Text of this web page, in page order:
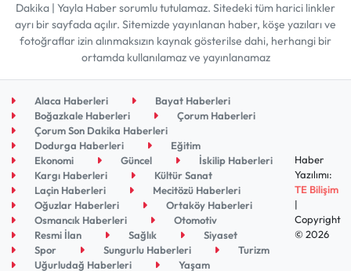
Dakika | Yayla Haber sorumlu tutulamaz. Sitedeki tüm harici linkler
ayrı bir sayfada açılır. Sitemizde yayınlanan haber, köşe yazıları ve
fotoğraflar izin alınmaksızın kaynak gösterilse dahi, herhangi bir
ortamda kullanılamaz ve yayınlanamaz
Alaca Haberleri
Bayat Haberleri
Boğazkale Haberleri
Çorum Haberleri
Çorum Son Dakika Haberleri
Dodurga Haberleri
Eğitim
Ekonomi
Güncel
İskilip Haberleri
Kargı Haberleri
Kültür Sanat
Laçin Haberleri
Mecitözü Haberleri
Oğuzlar Haberleri
Ortaköy Haberleri
Osmancık Haberleri
Otomotiv
Resmi İlan
Sağlık
Siyaset
Spor
Sungurlu Haberleri
Turizm
Uğurludağ Haberleri
Yaşam
Haber
Yazılımı:
TE Bilişim
|
Copyright
© 2026